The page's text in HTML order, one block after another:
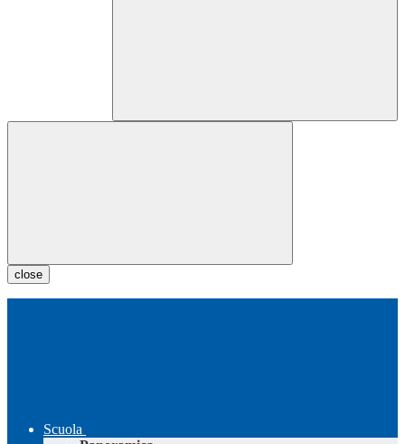
close
Scuola